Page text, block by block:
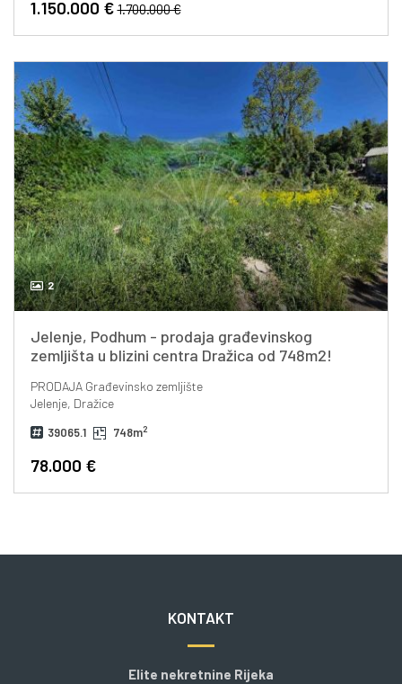
1.150.000 €1.700.000 €
2
Jelenje, Podhum - prodaja građevinskog
zemljišta u blizini centra Dražica od 748m2!
PRODAJAGrađevinsko zemljište
Jelenje, Dražice
39065.1 748m2
78.000 €
KONTAKT
Elite nekretnine Rijeka